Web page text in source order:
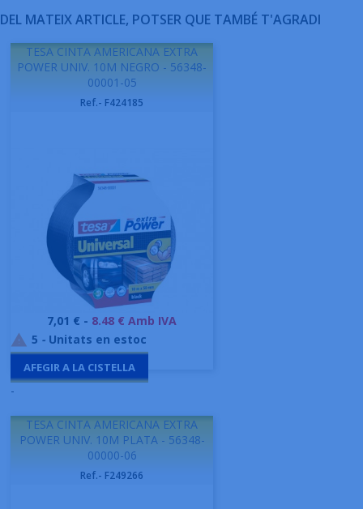
DEL MATEIX ARTICLE, POTSER QUE TAMBÉ T'AGRADI
TESA CINTA AMERICANA EXTRA
POWER UNIV. 10M NEGRO - 56348-
00001-05
Ref.- F424185
Preu
7,01 € - 8.48 € Amb IVA
 5 - Unitats en estoc
AFEGIR A LA CISTELLA
-
TESA CINTA AMERICANA EXTRA
POWER UNIV. 10M PLATA - 56348-
00000-06
Ref.- F249266